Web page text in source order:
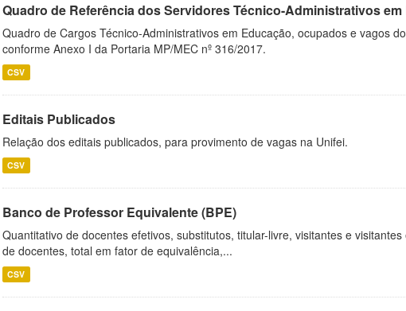
Quadro de Referência dos Servidores Técnico-Administrativos em
Quadro de Cargos Técnico-Administrativos em Educação, ocupados e vagos
conforme Anexo I da Portaria MP/MEC nº 316/2017.
CSV
Editais Publicados
Relação dos editais publicados, para provimento de vagas na Unifei.
CSV
Banco de Professor Equivalente (BPE)
Quantitativo de docentes efetivos, substitutos, titular-livre, visitantes e
de docentes, total em fator de equivalência,...
CSV